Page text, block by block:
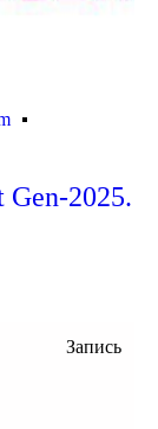
Gen-2025.
Запись